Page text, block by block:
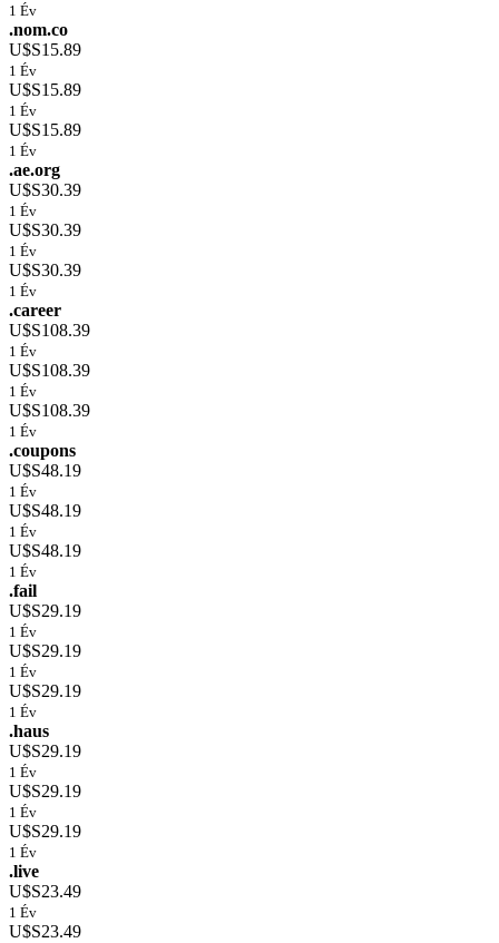
1 Év
.nom.co
U$S15.89
1 Év
U$S15.89
1 Év
U$S15.89
1 Év
.ae.org
U$S30.39
1 Év
U$S30.39
1 Év
U$S30.39
1 Év
.career
U$S108.39
1 Év
U$S108.39
1 Év
U$S108.39
1 Év
.coupons
U$S48.19
1 Év
U$S48.19
1 Év
U$S48.19
1 Év
.fail
U$S29.19
1 Év
U$S29.19
1 Év
U$S29.19
1 Év
.haus
U$S29.19
1 Év
U$S29.19
1 Év
U$S29.19
1 Év
.live
U$S23.49
1 Év
U$S23.49